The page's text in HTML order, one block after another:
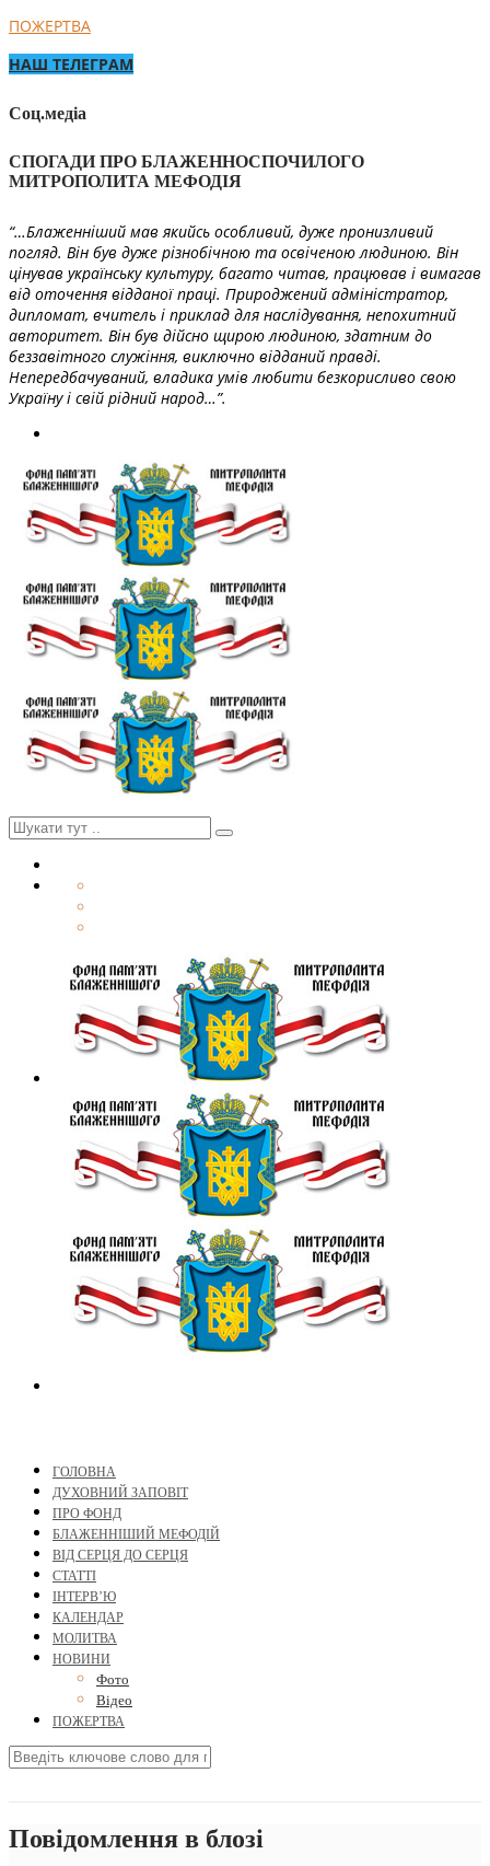
ПОЖЕРТВА
НАШ ТЕЛЕГРАМ
Соц.медіа
СПОГАДИ ПРО БЛАЖЕННОСПОЧИЛОГО
МИТРОПОЛИТА МЕФОДІЯ
“…Блаженніший мав якийсь особливий, дуже пронизливий
погляд. Він був дуже різнобічною та освіченою людиною. Він
цінував українську культуру, багато читав, працював і вимагав
від оточення відданої праці. Природжений адміністратор,
дипломат, вчитель і приклад для наслідування, непохитний
авторитет. Він був дійсно щирою людиною, здатним до
беззавітного служіння, виключно відданий правді.
Непередбачуваний, владика умів любити безкорисливо свою
Україну і свій рідний народ…”.
ГОЛОВНА
ДУХОВНИЙ ЗАПОВІТ
ПРО ФОНД
БЛАЖЕННІШИЙ МЕФОДІЙ
ВІД СЕРЦЯ ДО СЕРЦЯ
СТАТТІ
ІНТЕРВ’Ю
КАЛЕНДАР
МОЛИТВА
НОВИНИ
Фото
Відео
ПОЖЕРТВА
Повідомлення в блозі